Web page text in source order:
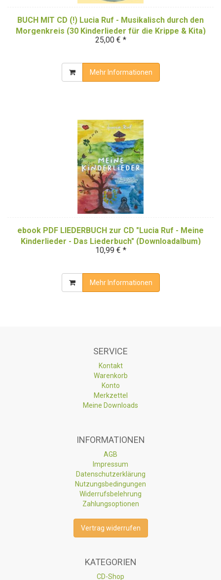
BUCH MIT CD (!) Lucia Ruf - Musikalisch durch den
Morgenkreis (30 Kinderlieder für die Krippe & Kita)
25,00 € *
Mehr Informationen
ebook PDF LIEDERBUCH zur CD "Lucia Ruf - Meine
Kinderlieder - Das Liederbuch" (Downloadalbum)
10,99 € *
Mehr Informationen
SERVICE
Kontakt
Warenkorb
Konto
Merkzettel
Meine Downloads
INFORMATIONEN
AGB
Impressum
Datenschutzerklärung
Nutzungsbedingungen
Widerrufsbelehrung
Zahlungsoptionen
Vertrag widerrufen
KATEGORIEN
CD-Shop